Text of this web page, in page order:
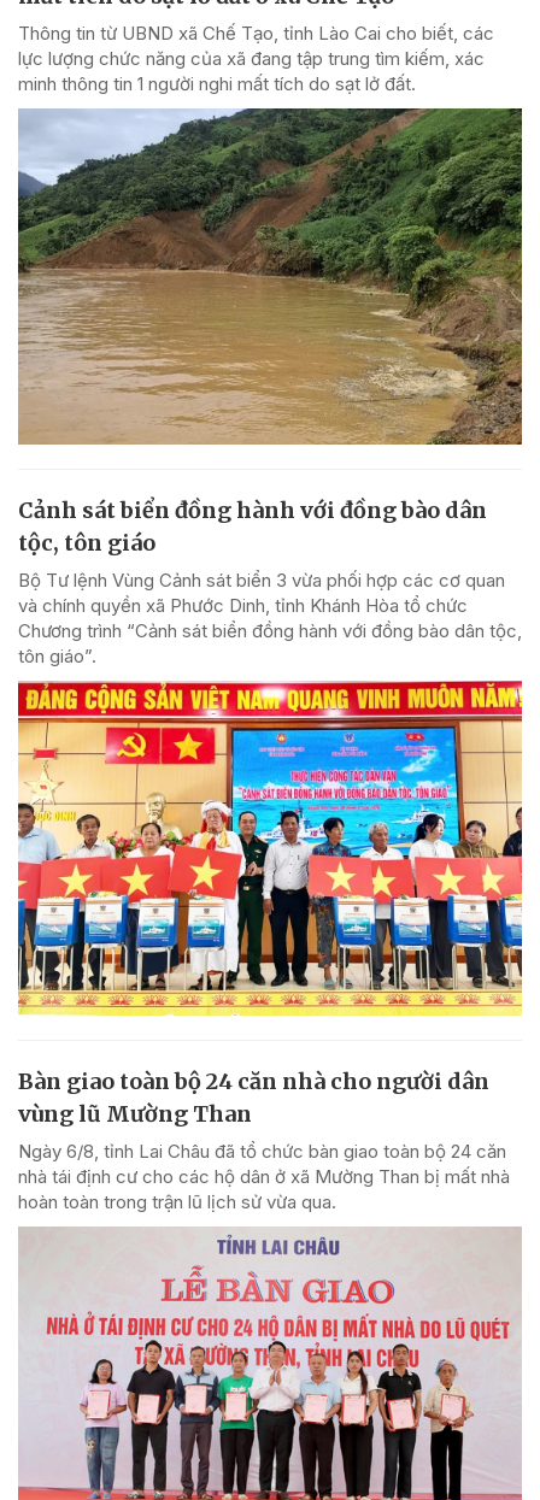
Thông tin từ UBND xã Chế Tạo, tỉnh Lào Cai cho biết, các
lực lượng chức năng của xã đang tập trung tìm kiếm, xác
minh thông tin 1 người nghi mất tích do sạt lở đất.
Cảnh sát biển đồng hành với đồng bào dân
tộc, tôn giáo
Bộ Tư lệnh Vùng Cảnh sát biển 3 vừa phối hợp các cơ quan
và chính quyền xã Phước Dinh, tỉnh Khánh Hòa tổ chức
Chương trình “Cảnh sát biển đồng hành với đồng bào dân tộc,
tôn giáo”.
Bàn giao toàn bộ 24 căn nhà cho người dân
vùng lũ Mường Than
Ngày 6/8, tỉnh Lai Châu đã tổ chức bàn giao toàn bộ 24 căn
nhà tái định cư cho các hộ dân ở xã Mường Than bị mất nhà
hoàn toàn trong trận lũ lịch sử vừa qua.